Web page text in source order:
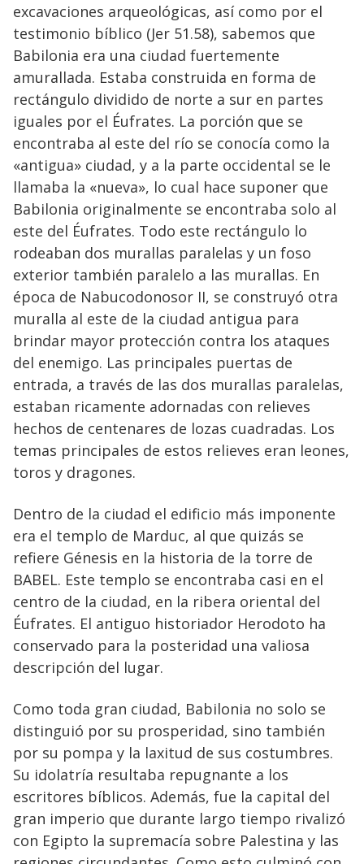
excavaciones arqueológicas, así como por el
testimonio bíblico (Jer 51.58), sabemos que
Babilonia era una ciudad fuertemente
amurallada. Estaba construida en forma de
rectángulo dividido de norte a sur en partes
iguales por el Éufrates. La porción que se
encontraba al este del río se conocía como la
«antigua» ciudad, y a la parte occidental se le
llamaba la «nueva», lo cual hace suponer que
Babilonia originalmente se encontraba solo al
este del Éufrates. Todo este rectángulo lo
rodeaban dos murallas paralelas y un foso
exterior también paralelo a las murallas. En
época de Nabucodonosor II, se construyó otra
muralla al este de la ciudad antigua para
brindar mayor protección contra los ataques
del enemigo. Las principales puertas de
entrada, a través de las dos murallas paralelas,
estaban ricamente adornadas con relieves
hechos de centenares de lozas cuadradas. Los
temas principales de estos relieves eran leones,
toros y dragones.
Dentro de la ciudad el edificio más imponente
era el templo de Marduc, al que quizás se
refiere Génesis en la historia de la torre de
BABEL. Este templo se encontraba casi en el
centro de la ciudad, en la ribera oriental del
Éufrates. El antiguo historiador Herodoto ha
conservado para la posteridad una valiosa
descripción del lugar.
Como toda gran ciudad, Babilonia no solo se
distinguió por su prosperidad, sino también
por su pompa y la laxitud de sus costumbres.
Su idolatría resultaba repugnante a los
escritores bíblicos. Además, fue la capital del
gran imperio que durante largo tiempo rivalizó
con Egipto la supremacía sobre Palestina y las